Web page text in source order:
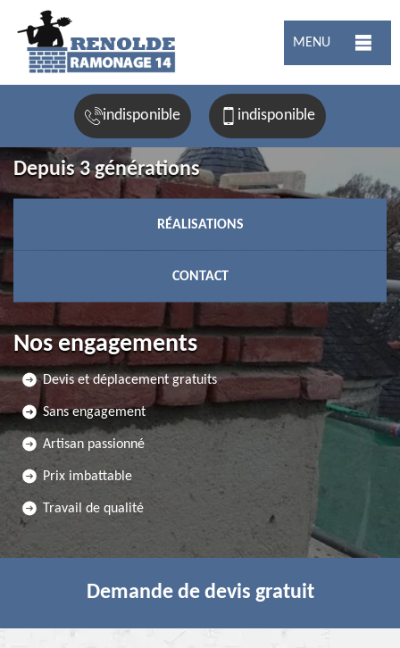
MENU
indisponible indisponible
Depuis 3 générations
RÉALISATIONS
CONTACT
Nos engagements
Devis et déplacement gratuits
Sans engagement
Artisan passionné
Prix imbattable
Travail de qualité
Demande de devis gratuit